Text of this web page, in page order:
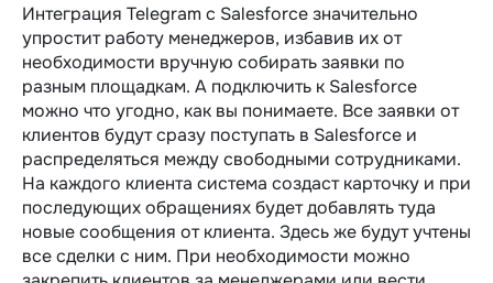
Интеграция Telegram c Salesforce значительно
упростит работу менеджеров, избавив их от
необходимости вручную собирать заявки по
разным площадкам. А подключить к Salesforce
можно что угодно, как вы понимаете. Все заявки от
клиентов будут сразу поступать в Salesforce и
распределяться между свободными сотрудниками.
На каждого клиента система создаст карточку и при
последующих обращениях будет добавлять туда
новые сообщения от клиента. Здесь же будут учтены
все сделки с ним. При необходимости можно